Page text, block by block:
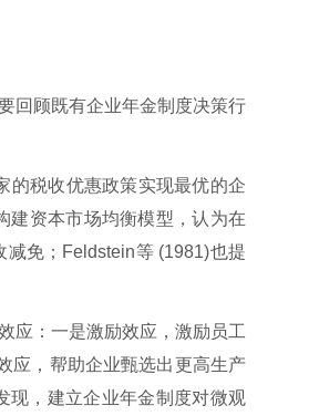
回顾既有企业年金制度决策行
的税收优惠政策实现最优的企
建资本市场均衡模型，认为在
减免；Feldstein等 (1981)也提
应：一是激励效应，激励员工
应，帮助企业甄选出更高生产
现，建立企业年金制度对微观